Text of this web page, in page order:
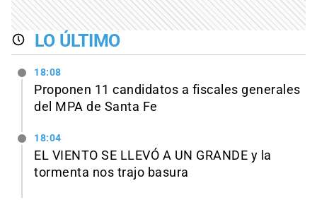
LO ÚLTIMO
18:08
Proponen 11 candidatos a fiscales generales
del MPA de Santa Fe
18:04
EL VIENTO SE LLEVÓ A UN GRANDE y la
tormenta nos trajo basura